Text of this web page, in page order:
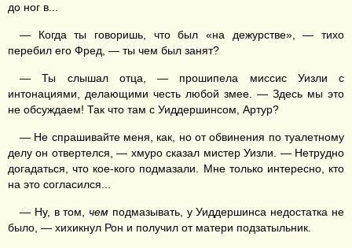
до ног в...
— Когда ты говоришь, что был «на дежурстве», — тихо
перебил его Фред, — ты чем был занят?
— Ты слышал отца, — прошипела миссис Уизли с
интонациями, делающими честь любой змее. — Здесь мы это
не обсуждаем! Так что там с Уиддершинсом, Артур?
— Не спрашивайте меня, как, но от обвинения по туалетному
делу он отвертелся, — хмуро сказал мистер Уизли. — Нетрудно
догадаться, что кое-кого подмазали. Мне только интересно, кто
на это согласился...
— Ну, в том, чем подмазывать, у Уиддершинса недостатка не
было, — хихикнул Рон и получил от матери подзатыльник.